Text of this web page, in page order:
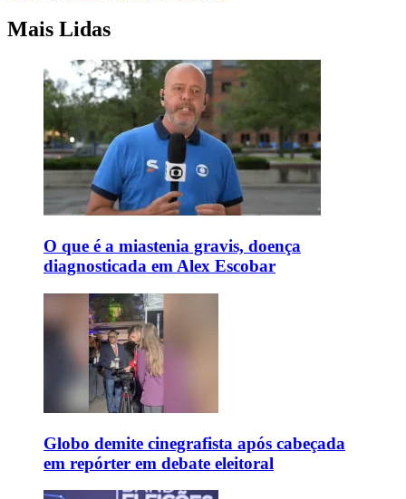
Mais Lidas
O que é a miastenia gravis, doença
diagnosticada em Alex Escobar
Globo demite cinegrafista após cabeçada
em repórter em debate eleitoral